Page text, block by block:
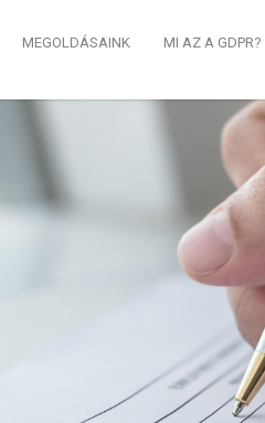
MEGOLDÁSAINK MI AZ A GDPR?